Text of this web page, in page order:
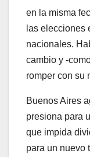
en la misma
las elecciones
nacionales.
cambio y -
romper con su
Buenos Aires
presiona para
que impida
para un nuevo